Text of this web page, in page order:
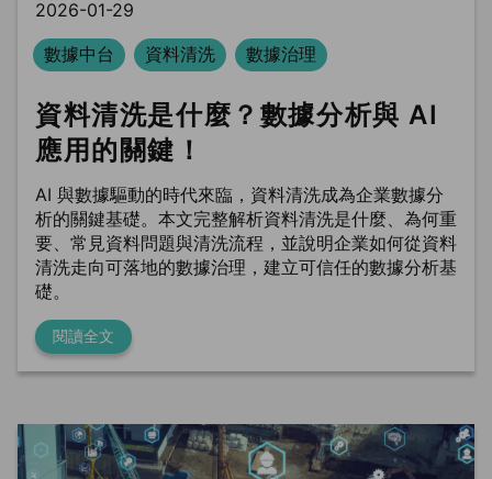
2026-01-29
數據中台
資料清洗 數據治理
資料清洗是什麼？數據分析與 AI
應用的關鍵！
AI 與數據驅動的時代來臨，資料清洗成為企業數據分
析的關鍵基礎。本文完整解析資料清洗是什麼、為何重
要、常見資料問題與清洗流程，並說明企業如何從資料
清洗走向可落地的數據治理，建立可信任的數據分析基
礎。
閱讀全文